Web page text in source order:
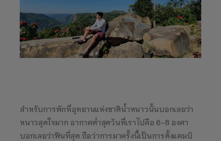
สำหรับการพักที่อุทยานแห่งชาติน้ำหนาวนั้นบอกเลยว่า
หนาวสุดใจมาก อากาศต่ำสุดวันที่เราไปคือ 6-8 องศา
บอกเลยว่าฟินที่สุด ถือว่าการมาครั้งนี้เป็นการตั้งแคมป์